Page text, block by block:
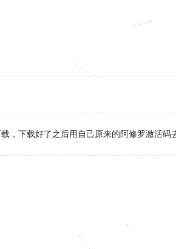
，下载好了之后用自己原来的阿修罗激活码